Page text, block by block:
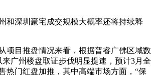
深圳豪宅成交规模大概率还将持续释
从项目推盘情况来看， 根据普睿广佛区域数
广州楼盘取证步伐明显提速，预计3月全
热门红盘加推，其中高端市场方面，“保